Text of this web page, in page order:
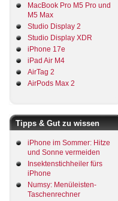
MacBook Pro M5 Pro und
M5 Max
Studio Display 2
Studio Display XDR
iPhone 17e
iPad Air M4
AirTag 2
AirPods Max 2
Tipps & Gut zu wissen
iPhone im Sommer: Hitze
und Sonne vermeiden
Insektenstichheiler fürs
iPhone
Numsy: Menüleisten-
Taschenrechner